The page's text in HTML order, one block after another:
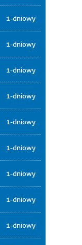
1-dniowy
1-dniowy
1-dniowy
1-dniowy
1-dniowy
1-dniowy
1-dniowy
1-dniowy
1-dniowy